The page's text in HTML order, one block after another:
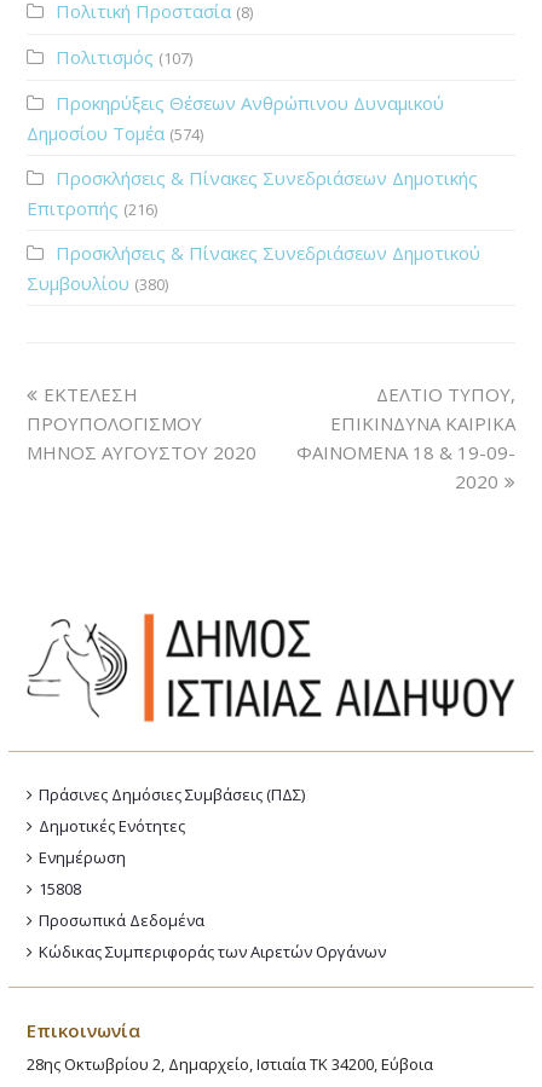
Πολιτική Προστασία (8)
Πολιτισμός (107)
Προκηρύξεις Θέσεων Ανθρώπινου Δυναμικού
Δημοσίου Τομέα (574)
Προσκλήσεις & Πίνακες Συνεδριάσεων Δημοτικής
Επιτροπής (216)
Προσκλήσεις & Πίνακες Συνεδριάσεων Δημοτικού
Συμβουλίου (380)
ΕΚΤΕΛΕΣΗ
ΠΡΟΥΠΟΛΟΓΙΣΜΟΥ
ΜΗΝΟΣ ΑΥΓΟΥΣΤΟΥ 2020
ΔΕΛΤΙΟ ΤΥΠΟΥ,
ΕΠΙΚΙΝΔΥΝΑ ΚΑΙΡΙΚΑ
ΦΑΙΝΟΜΕΝΑ 18 & 19-09-
2020
Πράσινες Δημόσιες Συμβάσεις (ΠΔΣ)
Δημοτικές Ενότητες
Ενημέρωση
15808
Προσωπικά Δεδομένα
Κώδικας Συμπεριφοράς των Αιρετών Οργάνων
Επικοινωνία
28ης Οκτωβρίου 2, Δημαρχείο, Ιστιαία ΤΚ 34200, Εύβοια